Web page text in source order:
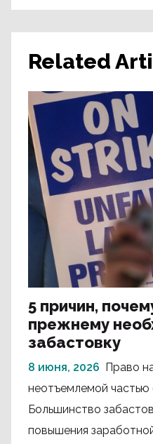
Related
5 причин,
прежнему
забастовку
8 июня, 2026
Право
неотъемлемой
Большинство
повышения